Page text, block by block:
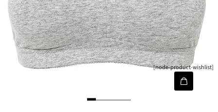
[node-product-wishlist]